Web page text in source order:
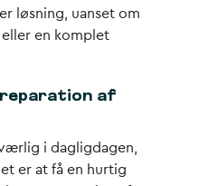
løsning, uanset om
en komplet
reparation af
i dagligdagen,
er at få en hurtig